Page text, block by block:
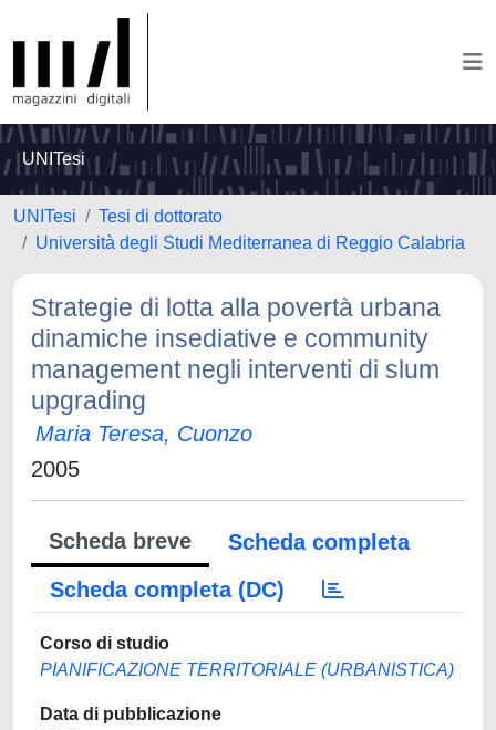
UNITesi
UNITesi
Tesi di dottorato
Università degli Studi Mediterranea di Reggio Calabria
Strategie di lotta alla povertà urbana
dinamiche insediative e community
management negli interventi di slum
upgrading
Maria Teresa, Cuonzo
2005
Scheda breve
Scheda completa
Scheda completa (DC)
Corso di studio
PIANIFICAZIONE TERRITORIALE (URBANISTICA)
Data di pubblicazione